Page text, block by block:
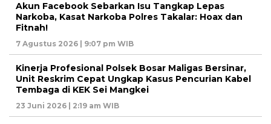
Akun Facebook Sebarkan Isu Tangkap Lepas
Narkoba, Kasat Narkoba Polres Takalar: Hoax dan
Fitnah!
7 Agustus 2026 | 9:07 pm WIB
Kinerja Profesional Polsek Bosar Maligas Bersinar,
Unit Reskrim Cepat Ungkap Kasus Pencurian Kabel
Tembaga di KEK Sei Mangkei
23 Juni 2026 | 2:19 am WIB